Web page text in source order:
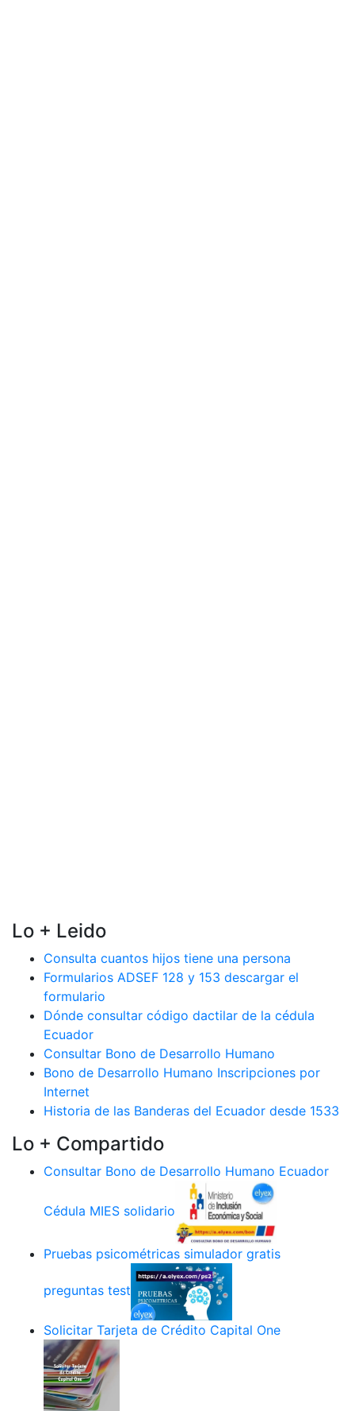
Lo + Leido
Consulta cuantos hijos tiene una persona
Formularios ADSEF 128 y 153 descargar el
formulario
Dónde consultar código dactilar de la cédula
Ecuador
Consultar Bono de Desarrollo Humano
Bono de Desarrollo Humano Inscripciones por
Internet
Historia de las Banderas del Ecuador desde 1533
Lo + Compartido
Consultar Bono de Desarrollo Humano Ecuador
Cédula MIES solidario
Pruebas psicométricas simulador gratis
preguntas test
Solicitar Tarjeta de Crédito Capital One